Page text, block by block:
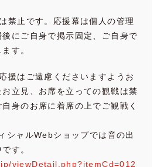
禁止です。応援幕は個人の管理
にご自身で掲示固定、ご自身で
す。
援はご遠慮くださいますようお
立見、お席を立っての観戦は禁
身のお席に着席の上でご観戦く
シャルWebショップでは音の出
す。
viewDetail.php?itemCd=012